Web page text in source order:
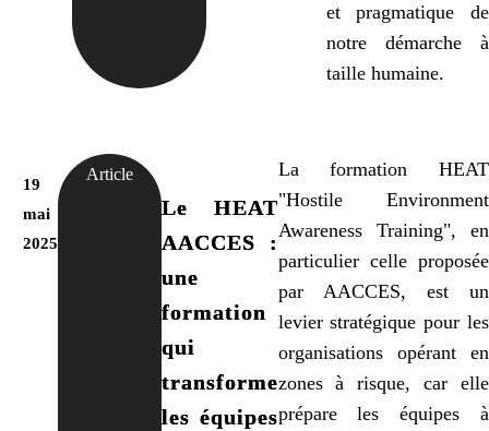
et pragmatique de
notre démarche à
taille humaine.
19
mai
2025
Article
Le HEAT
AACCES :
une
formation
qui
transforme
les équipes
La formation HEAT
"Hostile Environment
Awareness Training", en
particulier celle proposée
par AACCES, est un
levier stratégique pour les
organisations opérant en
zones à risque, car elle
prépare les équipes à